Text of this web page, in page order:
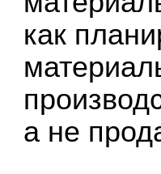
как
а не